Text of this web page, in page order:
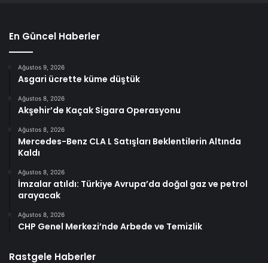
En Güncel Haberler
Ağustos 9, 2026
Asgari ücrette küme düştük
Ağustos 8, 2026
Akşehir’de Kaçak Sigara Operasyonu
Ağustos 8, 2026
Mercedes-Benz CLA L Satışları Beklentilerin Altında
Kaldı
Ağustos 8, 2026
İmzalar atıldı: Türkiye Avrupa’da doğal gaz ve petrol
arayacak
Ağustos 8, 2026
CHP Genel Merkezi’nde Arbede ve Temizlik
Rastgele Haberler